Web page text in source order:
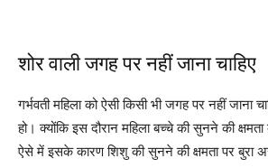
शोर वाली जगह पर नहीं जाना चाहिए
गर्भवती महिला को ऐसी किसी भी जगह पर नहीं जाना
हो। क्योंकि इस दौरान महिला बच्चे की सुनने की क्षमता
ऐसे में इसके कारण शिशु की सुनने की क्षमता पर बुरा